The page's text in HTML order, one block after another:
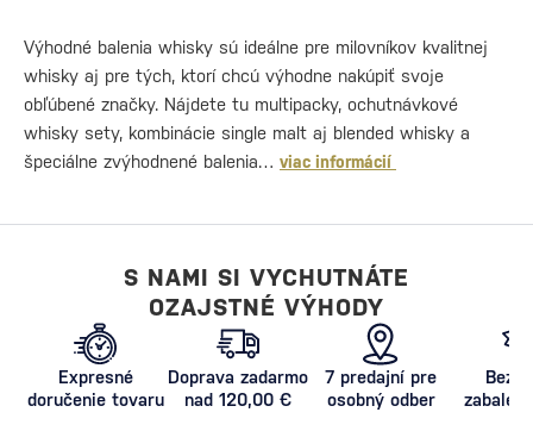
Výhodné balenia whisky sú ideálne pre milovníkov kvalitnej
whisky aj pre tých, ktorí chcú výhodne nakúpiť svoje
obľúbené značky. Nájdete tu multipacky, ochutnávkové
whisky sety, kombinácie single malt aj blended whisky a
špeciálne zvýhodnené balenia… viac informácií
S NAMI SI VYCHUTNÁTE
OZAJSTNÉ VÝHODY
Expresné
doručenie tovaru
Doprava zadarmo
nad 120,00 €
7 predajní pre
osobný odber